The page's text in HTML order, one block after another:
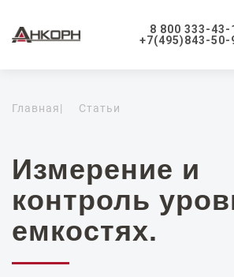
8 800 333-43-
+7(495)843-50-
Главная| Статьи
Измерение и
контроль
емкостях.